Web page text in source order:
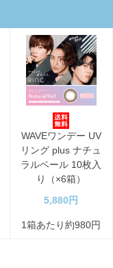
WAVEワンデー UV
リング plus ナチュ
ラルベール 10枚入
り（×6箱）
5,880円
1箱あたり約980円